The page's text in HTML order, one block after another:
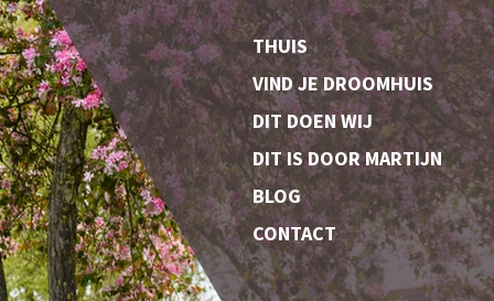
THUIS
VIND JE DROOMHUIS
DIT DOEN WIJ
DIT IS DOOR MARTIJN
BLOG
CONTACT